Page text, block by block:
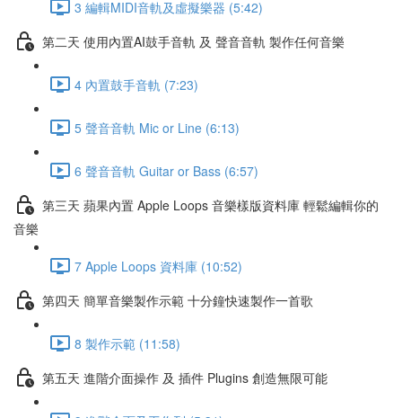
3 編輯MIDI音軌及虛擬樂器 (5:42)
第二天 使用內置AI鼓手音軌 及 聲音音軌 製作任何音樂
4 內置鼓手音軌 (7:23)
5 聲音音軌 Mic or Line (6:13)
6 聲音音軌 Guitar or Bass (6:57)
第三天 蘋果內置 Apple Loops 音樂樣版資料庫 輕鬆編輯你的
音樂
7 Apple Loops 資料庫 (10:52)
第四天 簡單音樂製作示範 十分鐘快速製作一首歌
8 製作示範 (11:58)
第五天 進階介面操作 及 插件 Plugins 創造無限可能